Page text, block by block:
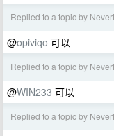
Replied to a topic by
@opiviqo 可以
Replied to a topic by
@WIN233 可以
Replied to a topic by